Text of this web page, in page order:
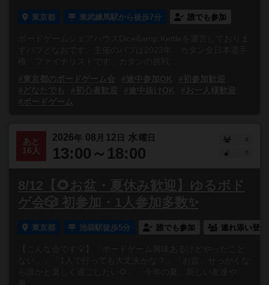
東京都 東武練馬駅から徒歩7分 誰でも参加
ボードゲームシェアハウスDice&amp;Kettleを運営しておりま
すバブとなおです。主催のバブは2023年 カタン全日本選手
権 ファイナリストです。カタンの挑戦...
#東京都のボードゲーム会
#途中参加OK
#初参加歓迎
#どなたでも
#初心者歓迎 #途中抜けOK
#お一人様歓迎
#ボードゲーム
あと
16人
2026年 08 月 12 日 水 曜日
13:00～18:00
4
8/12【🌻お盆・夏休み歓迎】ゆるボド
ゲ会🎲 初参加・1人参加多数✨
東京都 池袋駅徒歩5分 誰でも参加 連れ添い登録
【こんな会です💡】「ボードゲーム興味あるけどやったこと
ない…」「1人で行っても大丈夫かな？」「お盆、せっかくな
ら誰かと楽しく過ごしたい🌻」「今年の夏、新しい友達や